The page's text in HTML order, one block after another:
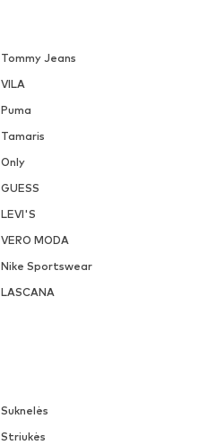
Tommy Jeans
VILA
Puma
Tamaris
Only
GUESS
LEVI'S
VERO MODA
Nike Sportswear
LASCANA
Suknelės
Striukės